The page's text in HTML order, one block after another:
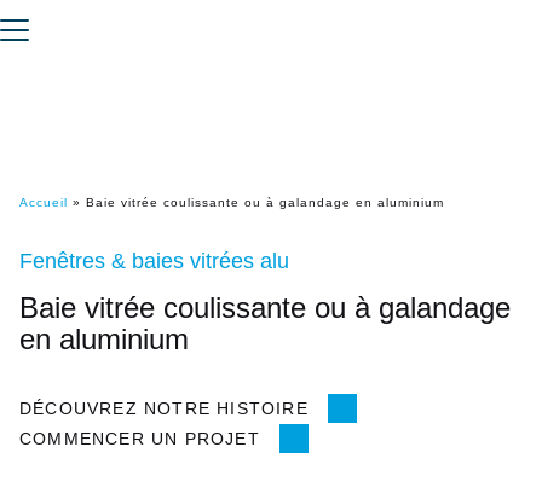
Accueil » Baie vitrée coulissante ou à galandage en aluminium
Fenêtres & baies vitrées alu
Baie vitrée coulissante ou à galandage
en aluminium
DÉCOUVREZ NOTRE HISTOIRE
COMMENCER UN PROJET